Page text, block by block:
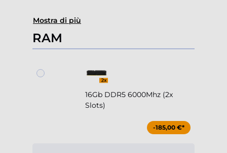
Mostra di più
RAM
16Gb DDR5 6000Mhz (2x
Slots)
-185,00 €*